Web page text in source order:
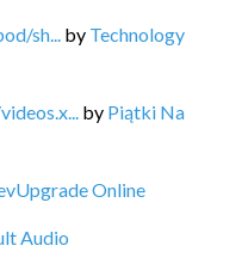
sh... by Technology
by Piątki Na
Online
Audio